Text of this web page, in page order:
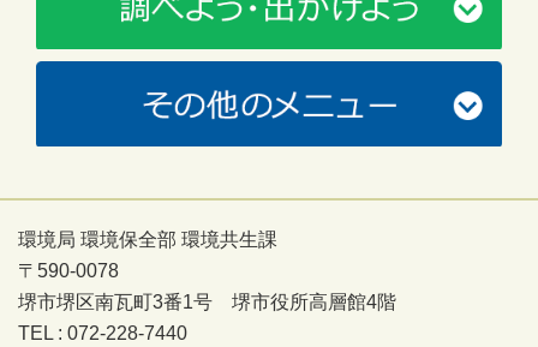
環境局 環境保全部 環境共生課
〒590-0078
堺市堺区南瓦町3番1号 堺市役所高層館4階
TEL : 072-228-7440